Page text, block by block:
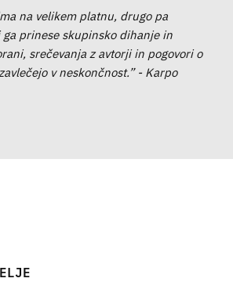
na velikem platnu, drugo pa
ga prinese skupinsko dihanje in
srečevanja z avtorji in pogovori o
v neskončnost.” - Karpo